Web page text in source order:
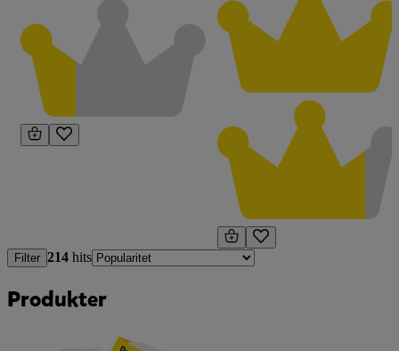
Filter 214 hits
Produkter